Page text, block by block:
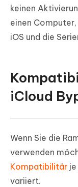
keinen
einen
iOS und die
iCloud
Wenn Sie die
verwenden
Kompatibilitär
variiert.